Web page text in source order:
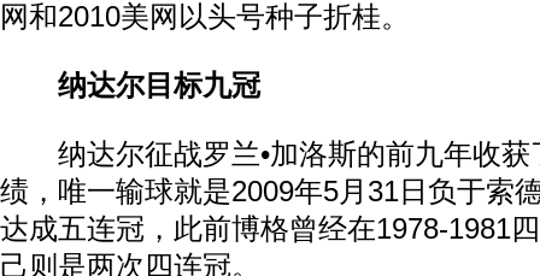
网和2010美网以头号种子折桂。
纳达尔目标九冠
纳达尔征战罗兰•加洛斯的前九年收获
绩，唯一输球就是2009年5月31日负于索
达成五连冠，此前博格曾经在1978-1981
己则是两次四连冠。